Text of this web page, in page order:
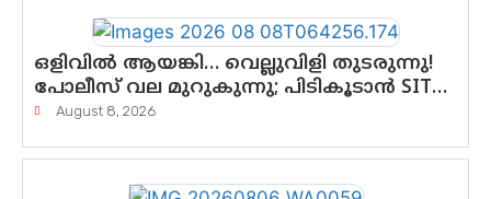
ഒളിവിൽ ആയങ്കി… വെല്ലുവിളി തുടരുന്നു!
പോലീസ് വല മുറുകുന്നു; പിടികൂടാൻ SIT
രംഗത്ത്. ഇനി ചോദ്യം ആയങ്കി എവിടെ
കസ്റ്റഡിയിലായാൽ പുറത്തുവരുക
എന്തൊക്കെ വിവരങ്ങൾ?”
August 8, 2026